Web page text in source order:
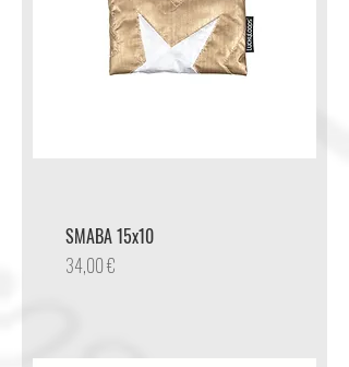
SMABA 15x10
Preis
34,00 €